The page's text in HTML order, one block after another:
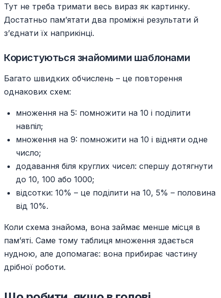
Тут не треба тримати весь вираз як картинку.
Достатньо пам’ятати два проміжні результати й
з’єднати їх наприкінці.
Користуються знайомими шаблонами
Багато швидких обчислень – це повторення
однакових схем:
множення на 5: помножити на 10 і поділити
навпіл;
множення на 9: помножити на 10 і відняти одне
число;
додавання біля круглих чисел: спершу дотягнути
до 10, 100 або 1000;
відсотки: 10% – це поділити на 10, 5% – половина
від 10%.
Коли схема знайома, вона займає менше місця в
пам’яті. Саме тому таблиця множення здається
нудною, але допомагає: вона прибирає частину
дрібної роботи.